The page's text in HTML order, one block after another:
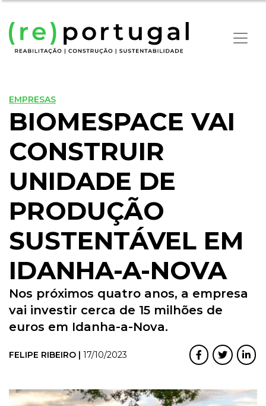
EMPRESAS
BIOMESPACE VAI
CONSTRUIR
UNIDADE DE
PRODUÇÃO
SUSTENTÁVEL EM
IDANHA-A-NOVA
Nos próximos quatro anos, a empresa
vai investir cerca de 15 milhões de
euros em Idanha-a-Nova.
FELIPE RIBEIRO | 17/10/2023